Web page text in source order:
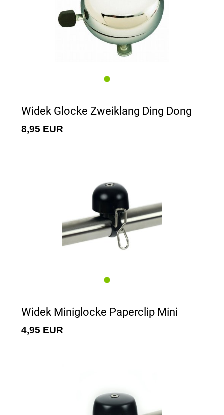
Widek Glocke Zweiklang Ding Dong
8,95 EUR
Widek Miniglocke Paperclip Mini
4,95 EUR